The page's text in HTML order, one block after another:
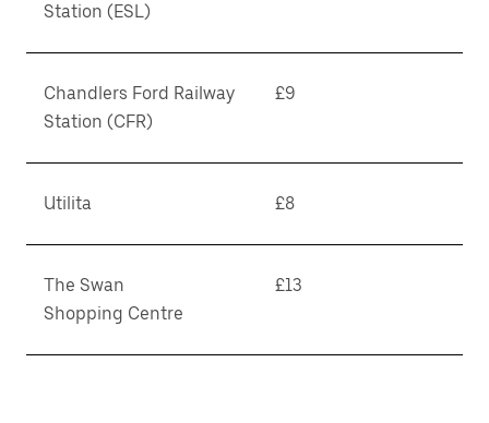
Station (ESL)
Chandlers Ford Railway
Station (CFR)
£9
Utilita £8
The Swan
Shopping Centre
£13